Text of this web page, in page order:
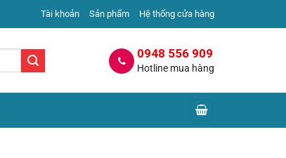
Tài khoản Sản phẩm Hệ thống cửa hàng
0948 556 909
Hotline mua hàng